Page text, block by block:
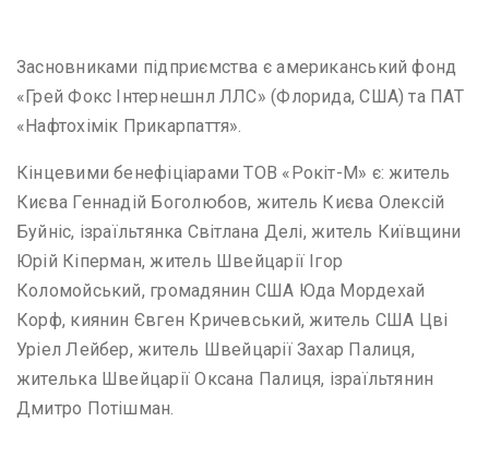
Засновниками підприємства є американський фонд
«Грей Фокс Інтернешнл ЛЛС» (Флорида, США) та ПАТ
«Нафтохімік Прикарпаття».
Кінцевими бенефіціарами ТОВ «Рокіт-М» є: житель
Києва Геннадій Боголюбов, житель Києва Олексій
Буйніс, ізраїльтянка Світлана Делі, житель Київщини
Юрій Кіперман, житель Швейцарії Ігор
Коломойський, громадянин США Юда Мордехай
Корф, киянин Євген Кричевський, житель США Цві
Уріел Лейбер, житель Швейцарії Захар Палиця,
жителька Швейцарії Оксана Палиця, ізраїльтянин
Дмитро Потішман.